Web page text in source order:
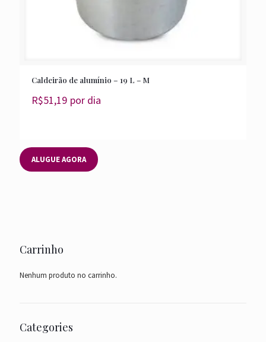
Caldeirão de alumínio – 19 L – M
R$51,19 por dia
ALUGUE AGORA
Carrinho
Nenhum produto no carrinho.
Categories